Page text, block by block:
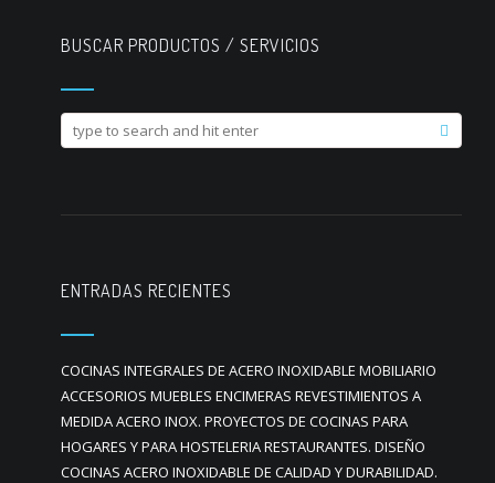
BUSCAR PRODUCTOS / SERVICIOS
ENTRADAS RECIENTES
COCINAS INTEGRALES DE ACERO INOXIDABLE MOBILIARIO
ACCESORIOS MUEBLES ENCIMERAS REVESTIMIENTOS A
MEDIDA ACERO INOX. PROYECTOS DE COCINAS PARA
HOGARES Y PARA HOSTELERIA RESTAURANTES. DISEÑO
COCINAS ACERO INOXIDABLE DE CALIDAD Y DURABILIDAD.